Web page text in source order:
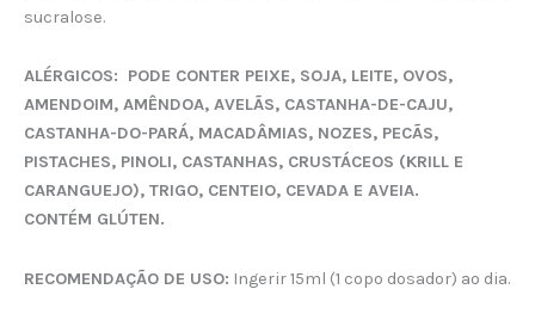
sucralose.
ALÉRGICOS: PODE CONTER PEIXE, SOJA, LEITE, OVOS,
AMENDOIM, AMÊNDOA, AVELÃS, CASTANHA-DE-CAJU,
CASTANHA-DO-PARÁ, MACADÂMIAS, NOZES, PECÃS,
PISTACHES, PINOLI, CASTANHAS, CRUSTÁCEOS (KRILL E
CARANGUEJO), TRIGO, CENTEIO, CEVADA E AVEIA.
CONTÉM GLÚTEN.
RECOMENDAÇÃO DE USO: Ingerir 15ml (1 copo dosador) ao dia.